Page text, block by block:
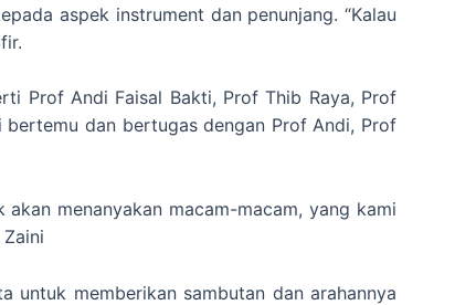
aspek instrument dan penunjang. “Kalau
Prof Andi Faisal Bakti, Prof Thib Raya, Prof
dan bertugas dengan Prof Andi, Prof
menanyakan macam-macam, yang kami
untuk memberikan sambutan dan arahannya